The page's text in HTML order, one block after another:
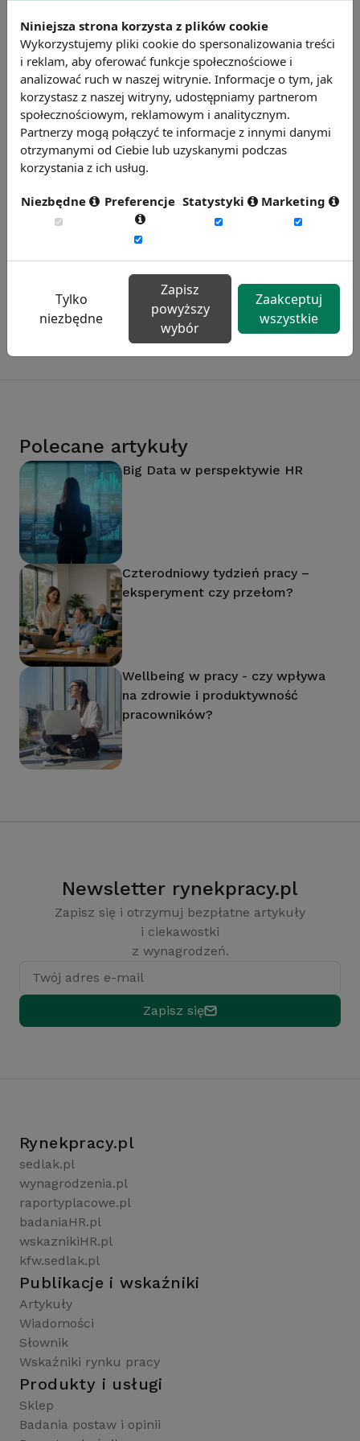
efektywność pracy.
Weź udział w badaniu
Badanie satysfakcji w Twojej firmie
13 wymiarów oceny, aktualne benchmarki
ogólnopolskie, branżowe i regionalne.
Dowiedz się więcej
Polecane artykuły
Big Data w perspektywie HR
Czterodniowy tydzień pracy –
eksperyment czy przełom?
Wellbeing w pracy - czy wpływa
na zdrowie i produktywność
pracowników?
Newsletter rynekpracy.pl
Zapisz się i otrzymuj bezpłatne artykuły
i ciekawostki
z wynagrodzeń.
Twój adres e-mail
Zapisz się
Rynekpracy.pl
sedlak.pl
wynagrodzenia.pl
raportyplacowe.pl
badaniaHR.pl
wskaznikiHR.pl
kfw.sedlak.pl
Publikacje i wskaźniki
Artykuły
Wiadomości
Słownik
Wskaźniki rynku pracy
Produkty i usługi
Sklep
Badania postaw i opinii
Niniejsza strona korzysta z plików cookie
Wykorzystujemy pliki cookie do spersonalizowania treści
i reklam, aby oferować funkcje społecznościowe i
analizować ruch w naszej witrynie. Informacje o tym, jak
korzystasz z naszej witryny, udostępniamy partnerom
społecznościowym, reklamowym i analitycznym.
Partnerzy mogą połączyć te informacje z innymi danymi
otrzymanymi od Ciebie lub uzyskanymi podczas
korzystania z ich usług.
Niezbędne Preferencje Statystyki Marketing
Tylko
niezbędne
Zapisz
powyższy
wybór
Zaakceptuj
wszystkie